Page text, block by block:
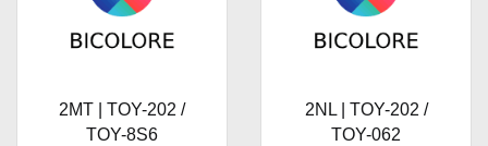
2MT | TOY-202 /
TOY-8S6
2NL | TOY-202 /
TOY-062